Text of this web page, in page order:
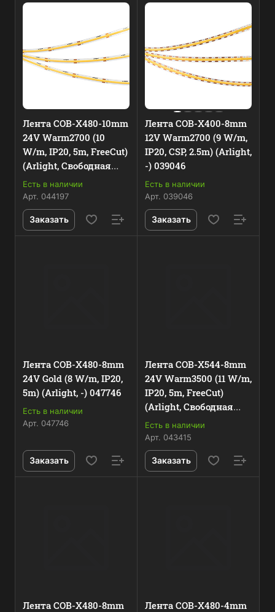
Лента COB-X480-10mm
24V Warm2700 (10
W/m, IP20, 5m, FreeCut)
(Arlight, Свободная
резка) 044197
Есть в наличии
Арт. 044197
Заказать
Лента COB-X400-8mm
12V Warm2700 (9 W/m,
IP20, CSP, 2.5m) (Arlight,
-) 039046
Есть в наличии
Арт. 039046
Заказать
Лента COB-X480-8mm
24V Gold (8 W/m, IP20,
5m) (Arlight, -) 047746
Есть в наличии
Арт. 047746
Заказать
Лента COB-X544-8mm
24V Warm3500 (11 W/m,
IP20, 5m, FreeСut)
(Arlight, Свободная
резка) 043415
Есть в наличии
Арт. 043415
Заказать
Лента COB-X480-8mm
Лента COB-X480-4mm